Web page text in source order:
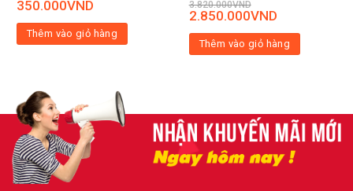
350.000VND
Thêm vào giỏ hàng
3.820.000VND
2.850.000VND
Thêm vào giỏ hàng